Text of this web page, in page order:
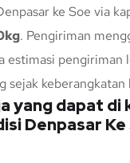
ke Soe via
. Pengiriman
estimasi pengiriman
sejak keberangkatan
yang dapat di
Denpasar Ke